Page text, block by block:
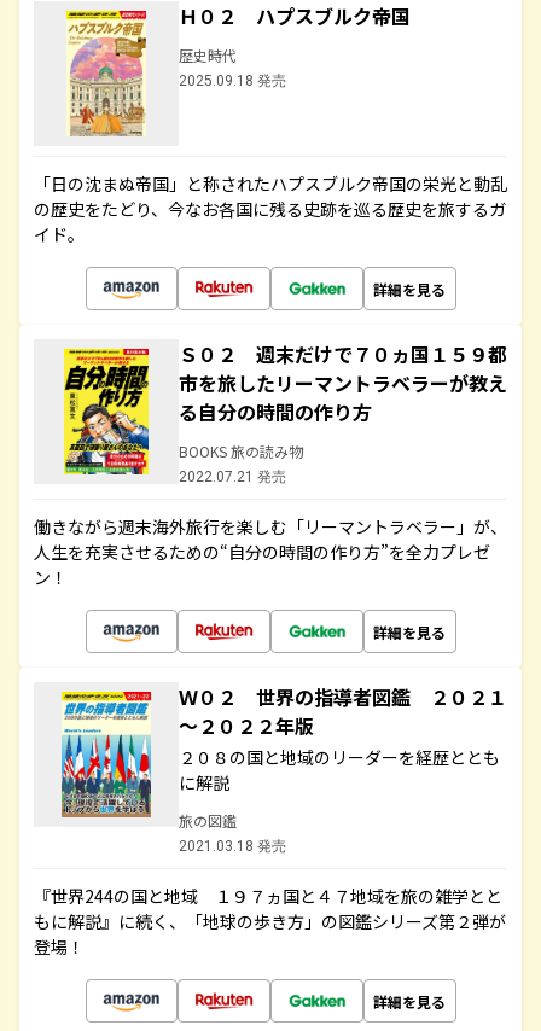
Ｈ０２ ハプスブルク帝国
歴史時代
2025.09.18 発売
「日の沈まぬ帝国」と称されたハプスブルク帝国の栄光と動乱
の歴史をたどり、今なお各国に残る史跡を巡る歴史を旅するガ
イド。
詳細を見る
Ｓ０２ 週末だけで７０ヵ国１５９都
市を旅したリーマントラベラーが教え
る自分の時間の作り方
BOOKS 旅の読み物
2022.07.21 発売
働きながら週末海外旅行を楽しむ「リーマントラベラー」が、
人生を充実させるための“自分の時間の作り方”を全力プレゼ
ン！
詳細を見る
Ｗ０２ 世界の指導者図鑑 ２０２１
～２０２２年版
２０８の国と地域のリーダーを経歴ととも
に解説
旅の図鑑
2021.03.18 発売
『世界244の国と地域 １９７ヵ国と４７地域を旅の雑学とと
もに解説』に続く、「地球の歩き方」の図鑑シリーズ第２弾が
登場！
詳細を見る